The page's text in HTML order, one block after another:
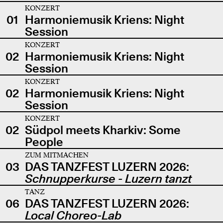
01
KONZERT
Harmoniemusik Kriens: Night
Session
02
KONZERT
Harmoniemusik Kriens: Night
Session
02
KONZERT
Harmoniemusik Kriens: Night
Session
02
KONZERT
Südpol meets Kharkiv: Some
People
03
ZUM MITMACHEN
DAS TANZFEST LUZERN 2026:
Schnupperkurse - Luzern tanzt
06
TANZ
DAS TANZFEST LUZERN 2026:
Local Choreo-Lab